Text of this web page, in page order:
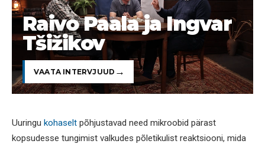
Raivo Paala ja Ingvar
Tšižikov
VAATA INTERVJUUD
Uuringu kohaselt põhjustavad need mikroobid pärast
kopsudesse tungimist valkudes põletikulist reaktsiooni, mida